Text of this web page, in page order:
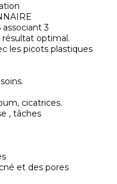
3
optimal.
les picots plastiques
cicatrices.
, tâches
et des pores